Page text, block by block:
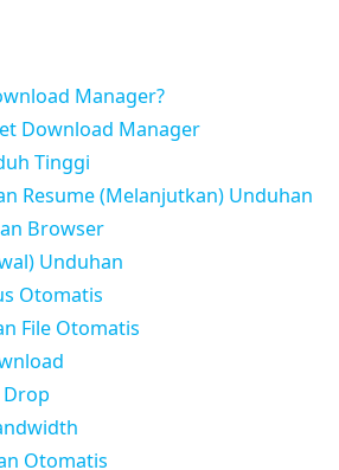
Manager?
Download Manager
Tinggi
Resume (Melanjutkan) Unduhan
Browser
Unduhan
Otomatis
File Otomatis
Otomatis